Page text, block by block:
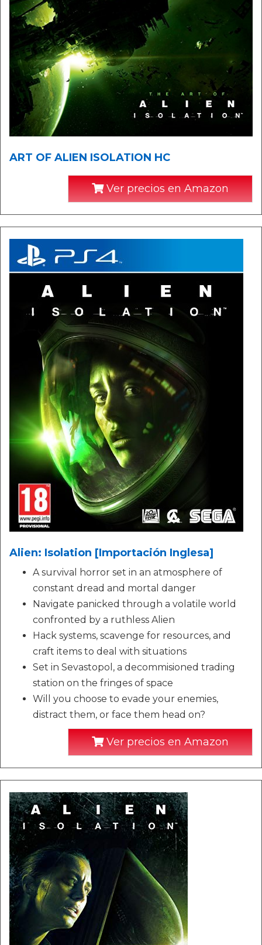
ART OF ALIEN ISOLATION HC
Ver precios en Amazon
Alien: Isolation [Importación Inglesa]
A survival horror set in an atmosphere of
constant dread and mortal danger
Navigate panicked through a volatile world
confronted by a ruthless Alien
Hack systems, scavenge for resources, and
craft items to deal with situations
Set in Sevastopol, a decommisioned trading
station on the fringes of space
Will you choose to evade your enemies,
distract them, or face them head on?
Ver precios en Amazon